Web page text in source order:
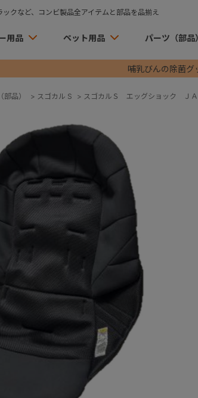
クなど、コンビ製品全アイテムと部品を品揃え
用品 ペット用品 パーツ（部品）
哺乳びんの除菌
品） > スゴカル S > スゴカルＳ エッグショック Ｊ